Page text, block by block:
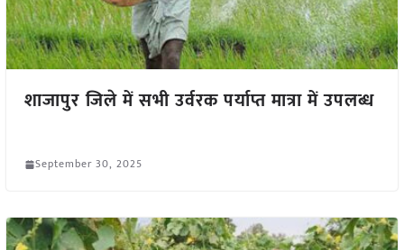
शाजापुर जिले में सभी उर्वरक पर्याप्त मात्रा में उपलब्ध
September 30, 2025